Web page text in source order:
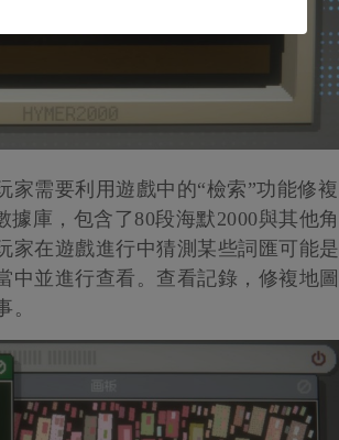
需要利用遊戲中的“檢索”功能修複
庫，包含了80段海默2000與其他角
家在遊戲進行中猜測某些詞匯可能是
中並進行查看。查看記錄，修複地圖